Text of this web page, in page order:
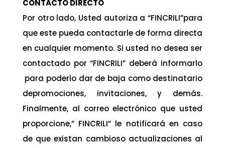
CONTACTO DIRECTO
Por otro lado, Usted autoriza a “FINCRILI”para
que este pueda contactarle de forma directa
en cualquier momento. Si usted no desea ser
contactado por “FINCRILI” deberá informarlo
para poderlo dar de baja como destinatario
depromociones, invitaciones, y demás.
Finalmente, al correo electrónico que usted
proporcione,” FINCRILI” le notificará en caso
de que existan cambioso actualizaciones al